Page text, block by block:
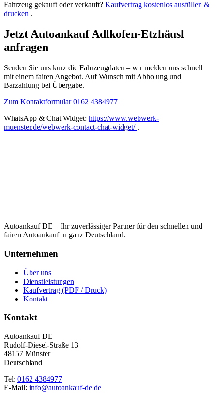
Fahrzeug gekauft oder verkauft? Kaufvertrag kostenlos ausfüllen &
drucken .
Jetzt Autoankauf Adlkofen-Etzhäusl
anfragen
Senden Sie uns kurz die Fahrzeugdaten – wir melden uns schnell
mit einem fairen Angebot. Auf Wunsch mit Abholung und
Barzahlung bei Übergabe.
Zum Kontaktformular 0162 4384977
WhatsApp & Chat Widget: https://www.webwerk-
muenster.de/webwerk-contact-chat-widget/ .
Autoankauf DE – Ihr zuverlässiger Partner für den schnellen und
fairen Autoankauf in ganz Deutschland.
Unternehmen
Über uns
Dienstleistungen
Kaufvertrag (PDF / Druck)
Kontakt
Kontakt
Autoankauf DE
Rudolf-Diesel-Straße 13
48157 Münster
Deutschland
Tel: 0162 4384977
E-Mail: info@autoankauf-de.de